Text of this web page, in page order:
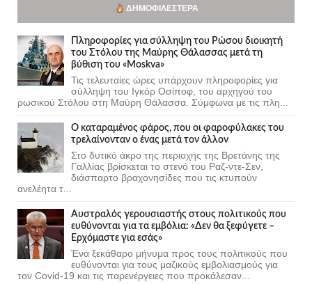
ΔΗΜΟΦΙΛΈΣΤΕΡΑ
Πληροφορίες για σύλληψη του Ρώσου διοικητή
του Στόλου της Mαύρης Θάλασσας μετά τη
βύθιση του «Moskva»
Τις τελευταίες ώρες υπάρχουν πληροφορίες για
σύλληψη του Ιγκόρ Οσίποφ, του αρχηγού του
ρωσικού Στόλου στη Μαύρη Θάλασσα. Σύμφωνα με τις πλη...
Ο καταραμένος φάρος, που οι φαροφύλακες του
τρελαίνονταν ο ένας μετά τον άλλον
Στο δυτικό άκρο της περιοχής της Βρετάνης της
Γαλλίας βρίσκεται το στενό του Ραζ-ντε-Σεν,
διάσπαρτο βραχονησίδες που τις κτυπούν
ανελέητα τ...
Αυστραλός γερουσιαστής στους πολιτικούς που
ευθύνονται για τα εμβόλια: «Δεν θα ξεφύγετε –
Ερχόμαστε για εσάς»
Ένα ξεκάθαρο μήνυμα προς τους πολιτικούς που
ευθύνονται για τους μαζικούς εμβολιασμούς για
τον Covid-19 και τις παρενέργειες που προκάλεσαν...